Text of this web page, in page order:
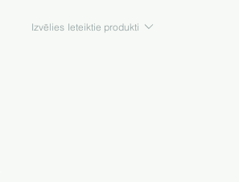
Izvēlies Ieteiktie produkti